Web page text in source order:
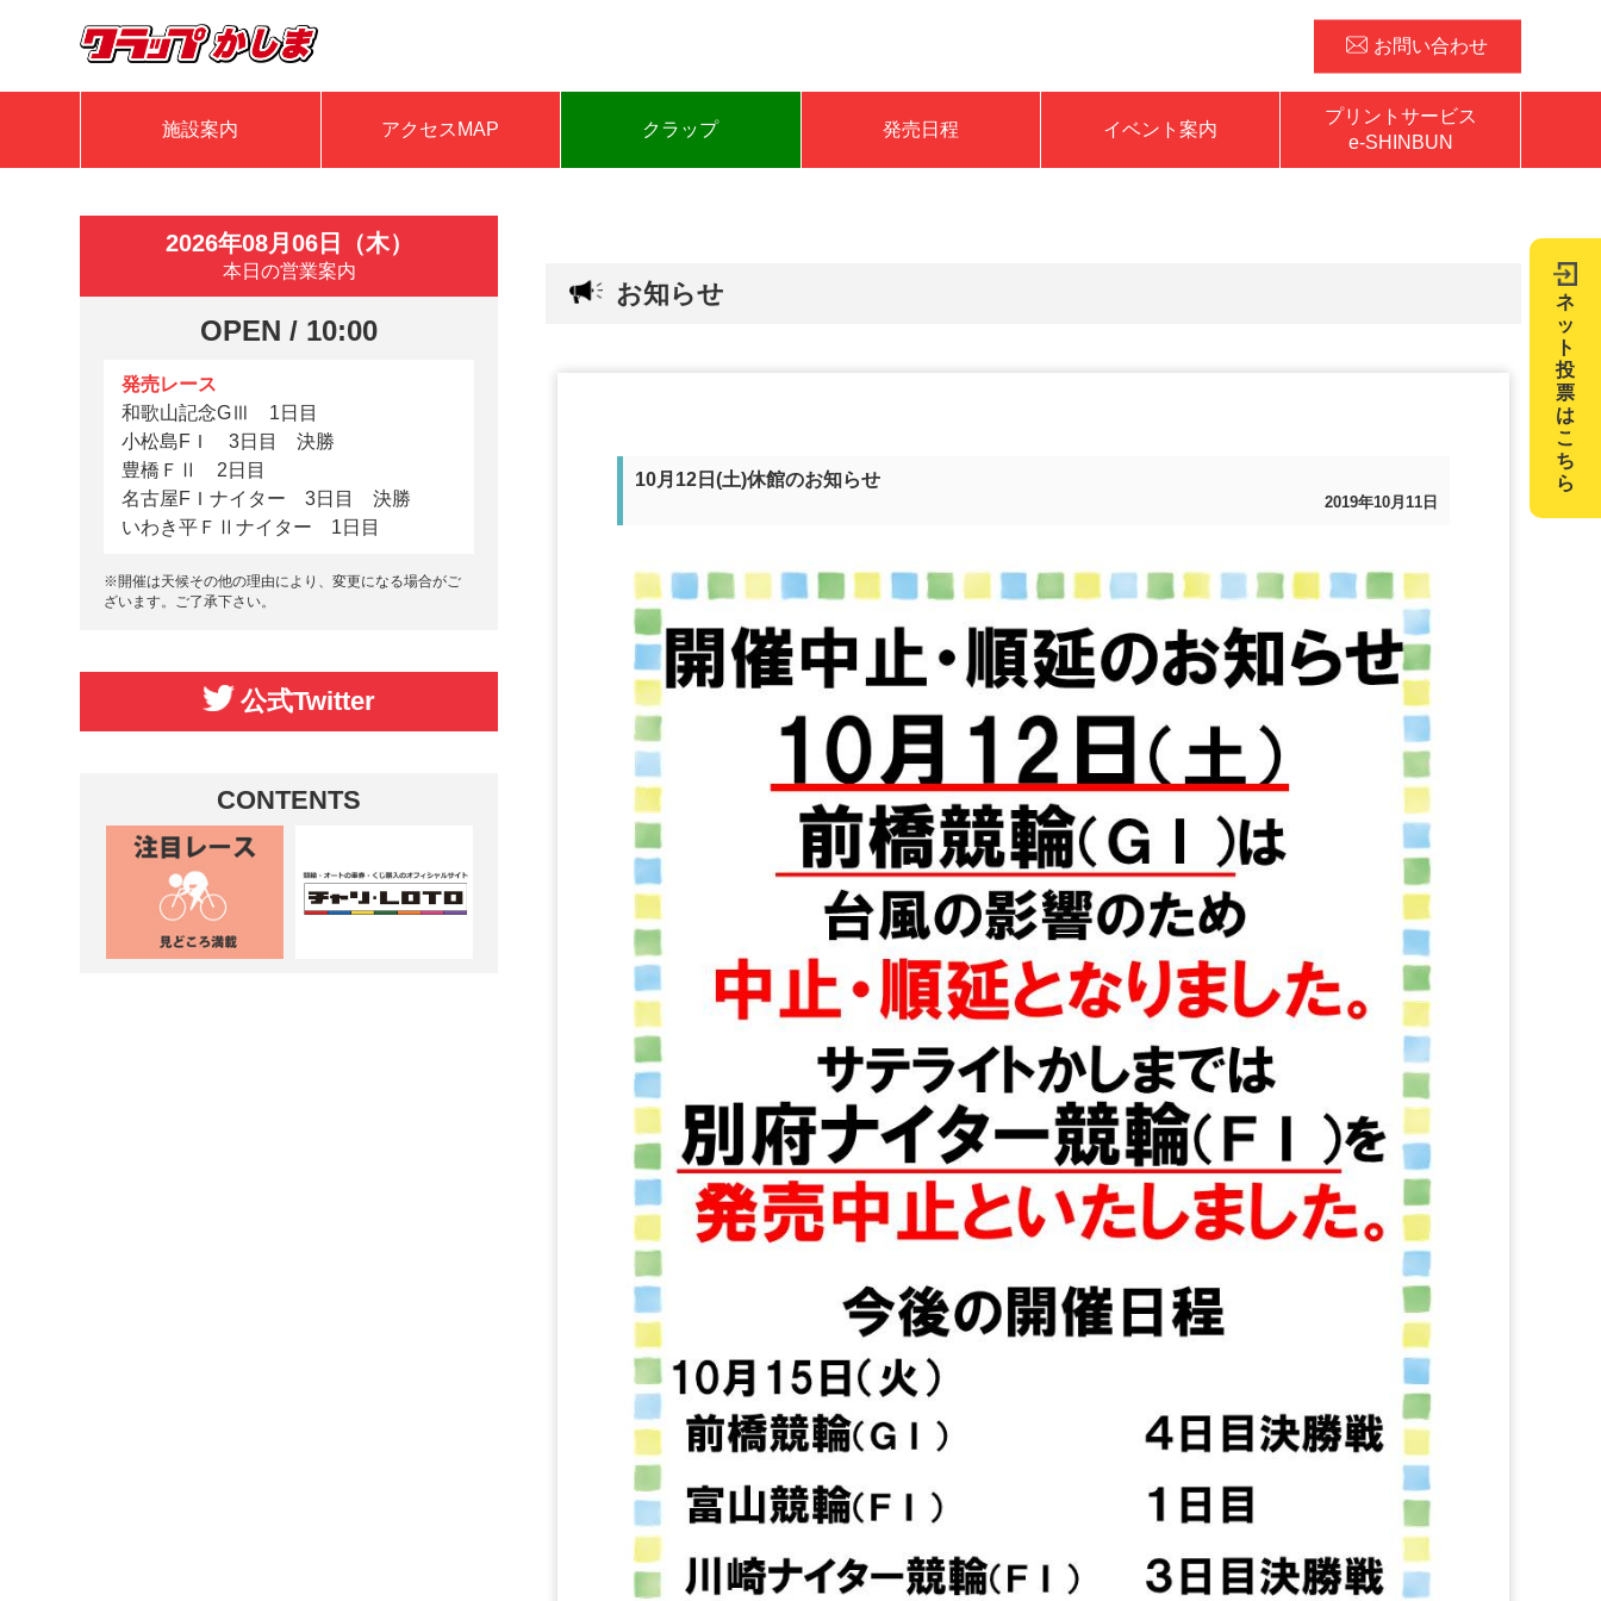
お問い合わせ
施設案内 アクセスMAP クラップ 発売日程 イベント案内
プリントサービス
e-SHINBUN
ネ
ッ
ト
投
票
は
こ
ち
ら
2026年08月06日（木）
本日の営業案内
OPEN / 10:00
発売レース
和歌山記念GⅢ 1日目
小松島FＩ 3日目 決勝
豊橋ＦⅡ 2日目
名古屋FＩナイター 3日目 決勝
いわき平ＦⅡナイター 1日目
※開催は天候その他の理由により、変更になる場合がご
ざいます。ご了承下さい。
公式Twitter
CONTENTS
お知らせ
10月12日(土)休館のお知らせ
2019年10月11日